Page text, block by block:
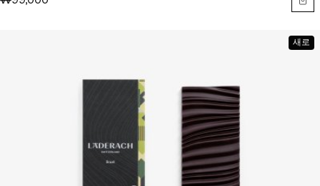
새로